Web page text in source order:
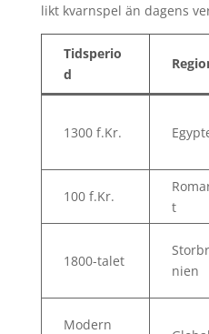
likt kvarnspel än dagens
Tidsperio
d
1300 f.Kr.
100 f.Kr.
t
1800-talet
nien
Modern